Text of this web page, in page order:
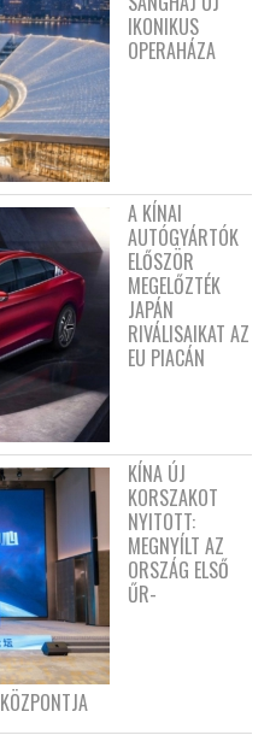
IKONIKUS
OPERAHÁZA
A KÍNAI
AUTÓGYÁRTÓK
ELŐSZÖR
MEGELŐZTÉK
JAPÁN
RIVÁLISAIKAT AZ
EU PIACÁN
KÍNA ÚJ
KORSZAKOT
NYITOTT:
MEGNYÍLT AZ
ORSZÁG ELSŐ
ŰR-